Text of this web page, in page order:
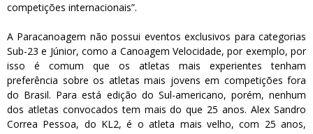
competições internacionais”.
A Paracanoagem não possui eventos exclusivos para categorias
Sub-23 e Júnior, como a Canoagem Velocidade, por exemplo, por
isso é comum que os atletas mais experientes tenham
preferência sobre os atletas mais jovens em competições fora
do Brasil. Para está edição do Sul-americano, porém, nenhum
dos atletas convocados tem mais do que 25 anos. Alex Sandro
Correa Pessoa, do KL2, é o atleta mais velho, com 25 anos,